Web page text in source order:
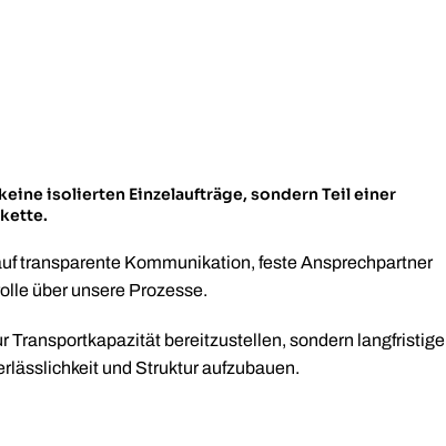
isolierten Einzelaufträge, sondern Teil einer
transparente Kommunikation, feste Ansprechpartner
über unsere Prozesse.
Transportkapazität bereitzustellen, sondern langfristige
und Struktur aufzubauen.